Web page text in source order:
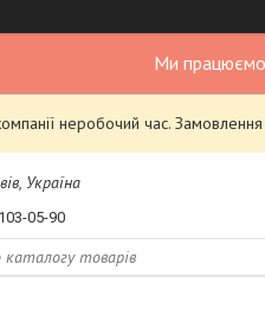
Ми
неробочий час.
Україна
05-90